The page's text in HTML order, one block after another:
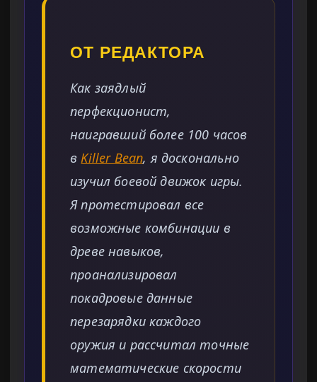
ОТ РЕДАКТОРА
Как заядлый
перфекционист,
наигравший более 100 часов
вKiller Bean, я досконально
изучил боевой движок игры.
Я протестировал все
возможные комбинации в
древе навыков,
проанализировал
покадровые данные
перезарядки каждого
оружия и рассчитал точные
математические скорости